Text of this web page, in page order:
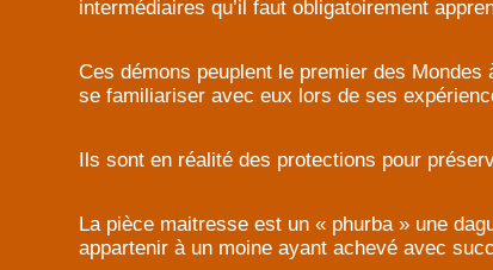
intermédiaires qu’il faut obligatoirement
Ces démons peuplent le premier des
se familiariser avec eux lors de ses
Ils sont en réalité des protections pour
La pièce maitresse est un « phurba » une
appartenir à un moine ayant achevé avec